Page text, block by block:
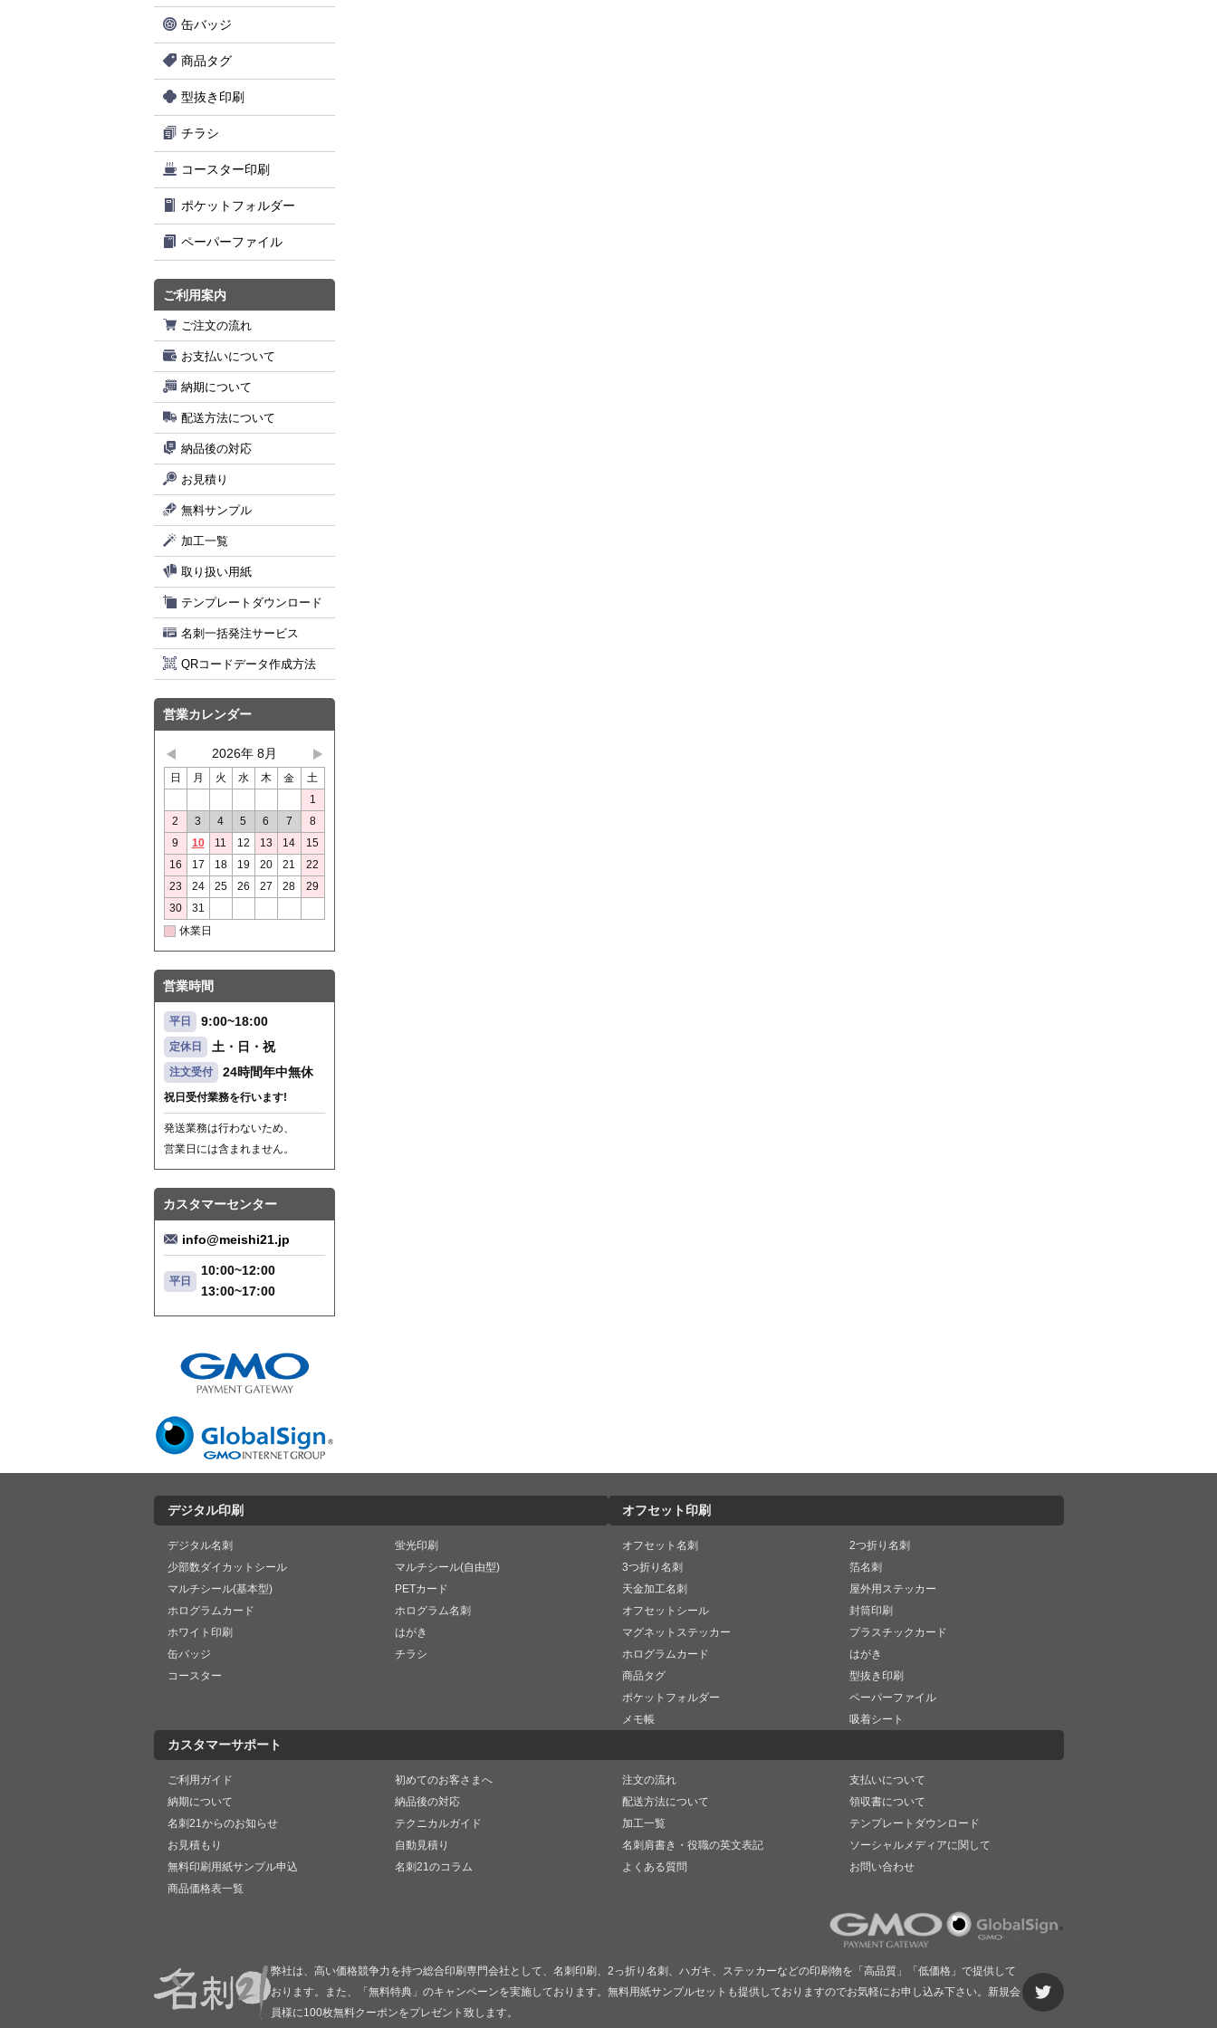
缶バッジ
商品タグ
型抜き印刷
チラシ
コースター印刷
ポケットフォルダー
ペーパーファイル
ご利用案内
ご注文の流れ
お支払いについて
納期について
配送方法について
納品後の対応
お見積り
無料サンプル
加工一覧
取り扱い用紙
テンプレートダウンロード
名刺一括発注サービス
QRコードデータ作成方法
営業カレンダー
2026年 8月
日 月 火 水 木 金
土
1
2
3 4 5 6 7
8
9
10 11 12 13 14
15
16
17 18 19 20 21
22
23
24 25 26 27 28
29
30
31
休業日
営業時間
平日 9:00~18:00
定休日 土・日・祝
注文受付 24時間年中無休
祝日受付業務を行います!
発送業務は行わないため、
営業日には含まれません。
カスタマーセンター
info@meishi21.jp
平日
10:00~12:00
13:00~17:00
デジタル印刷
デジタル名刺
蛍光印刷
少部数ダイカットシール
マルチシール(自由型)
マルチシール(基本型)
PETカード
ホログラムカード
ホログラム名刺
ホワイト印刷
はがき
缶バッジ
チラシ
コースター
オフセット印刷
オフセット名刺
2つ折り名刺
3つ折り名刺
箔名刺
天金加工名刺
屋外用ステッカー
オフセットシール
封筒印刷
マグネットステッカー
プラスチックカード
ホログラムカード
はがき
商品タグ
型抜き印刷
ポケットフォルダー
ペーパーファイル
メモ帳
吸着シート
カスタマーサポート
ご利用ガイド 初めてのお客さまへ 注文の流れ
支払いについて
納期について
納品後の対応 配送方法について
領収書について
名刺21からのお知らせ
テクニカルガイド 加工一覧
テンプレートダウンロード
お見積もり
自動見積り 名刺肩書き・役職の英文表記
ソーシャルメディアに関して
無料印刷用紙サンプル申込
名刺21のコラム よくある質問
お問い合わせ
商品価格表一覧
弊社は、高い価格競争力を持つ総合印刷専門会社として、名刺印刷、2っ折り名刺、ハガキ、ステッカーなどの印刷物を「高品質」「低価格」で提供して
おります。また、「無料特典」のキャンペーンを実施しております。無料用紙サンプルセットも提供しておりますのでお気軽にお申し込み下さい。新規会
員様に100枚無料クーポンをプレゼント致します。